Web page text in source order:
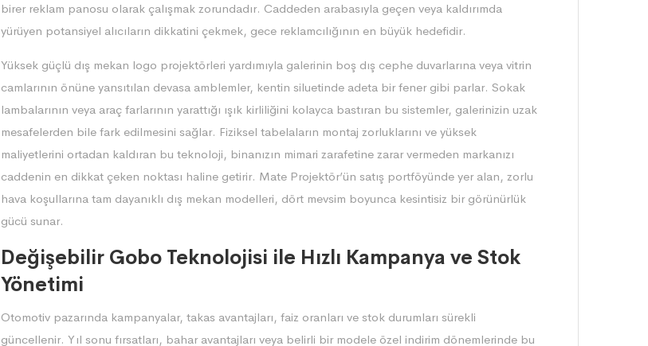
birer reklam panosu olarak çalışmak zorundadır. Caddeden arabasıyla geçen veya kaldırımda
yürüyen potansiyel alıcıların dikkatini çekmek, gece reklamcılığının en büyük hedefidir.
Yüksek güçlü dış mekan logo projektörleri yardımıyla galerinin boş dış cephe duvarlarına veya vitrin
camlarının önüne yansıtılan devasa amblemler, kentin siluetinde adeta bir fener gibi parlar. Sokak
lambalarının veya araç farlarının yarattığı ışık kirliliğini kolayca bastıran bu sistemler, galerinizin uzak
mesafelerden bile fark edilmesini sağlar. Fiziksel tabelaların montaj zorluklarını ve yüksek
maliyetlerini ortadan kaldıran bu teknoloji, binanızın mimari zarafetine zarar vermeden markanızı
caddenin en dikkat çeken noktası haline getirir. Mate Projektör’ün satış portföyünde yer alan, zorlu
hava koşullarına tam dayanıklı dış mekan modelleri, dört mevsim boyunca kesintisiz bir görünürlük
gücü sunar.
Değişebilir Gobo Teknolojisi ile Hızlı Kampanya ve Stok
Yönetimi
Otomotiv pazarında kampanyalar, takas avantajları, faiz oranları ve stok durumları sürekli
güncellenir. Yıl sonu fırsatları, bahar avantajları veya belirli bir modele özel indirim dönemlerinde bu